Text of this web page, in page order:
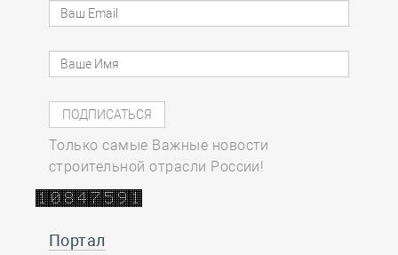
Только самые Важные новости
строительной отрасли России!
Портал